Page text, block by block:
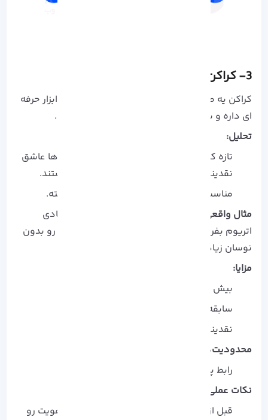
3- کراکن (Kraken)
کراکن یه صرافی قدیمیه ولی هنوز خیلی مطمئنه. ابزار حرفه‌
ای داره و سابقه امنیتی عالی که تا حالا هک نشده.
تحلیل:
تازه‌ کارها ممکنه اول گیج بشن، اما حرفه‌ ای‌ ها عاشق
نقدینگی بالا و ابزارهای فیوچرز و مارجین هستند.
مناسب معاملات بزرگ و استراتژی‌ های پیشرفته.
مثال واقعی:
معامله‌ گر حرفه‌ ای می‌ خواد حجم زیادی
اتریوم بفروشه. کراکن با نقدینگی بالا، این امکان رو بدون
نوسان زیاد قیمت فراهم می‌ کنه.
مزایا:
بیش از 400 رمزارز و ابزارهای حرفه‌ ای
سابقه امنیتی بدون هک بزرگ
نقدینگی بالا و قابل اعتماد
محدودیت‌ها:
رابط پیچیده برای تازه‌ کارها
نکات عملی:
قبل از معاملات بزرگ، محدودیت‌ ها و تایید هویت رو